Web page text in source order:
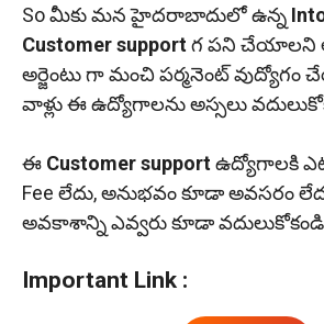
So మీకు మన హైదరాబాదులో ఉన్న
Customer supportగ పని చేయాలని
అర్జెంటు గా మంచి పర్మనెంట్ వుద్యోగం
వాళ్లు ఈ ఉద్యోగాలను అస్సలు
ఈ Customer supportఉద్యోగాలకి
Fee లేదు, అనుభవం కూడా అవసరం
అవకాశాన్ని ఎవ్వరు కూడా
Important Link :